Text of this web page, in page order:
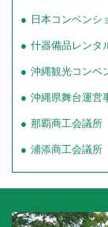
日本コンベンシ
什器備品レンタ
沖縄観光コンベ
沖縄県舞台運営
那覇商工会議所
浦添商工会議所